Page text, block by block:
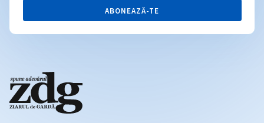
ABONEAZĂ-TE